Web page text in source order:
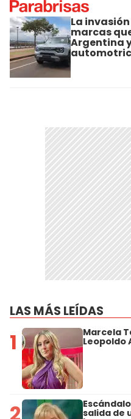
La
marcas
Argentina
LAS MÁS LEÍDAS
1 Marcela
Leopoldo
salida de